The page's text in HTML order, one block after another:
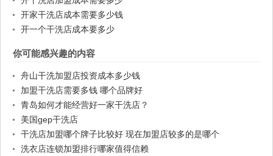
开家干洗店成本需要多少钱
开一个干洗店成本要多少
你可能感兴趣的内容
舟山干洗加盟店投资成本多少钱
加盟干洗店需要多钱 哪个品牌好
青岛如何才能经营好一家干洗店？
美国gep干洗店
干洗店加盟哪个牌子比较好 现在加盟店较多的是哪个
洗衣店连锁加盟排行哪家值得信赖